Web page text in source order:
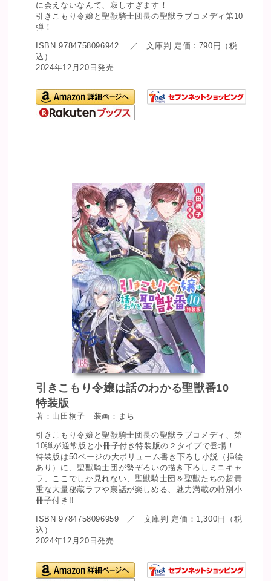
に会えないなんて、寂しすぎます！
引きこもり令嬢と聖獣騎士団長の聖獣ラブコメディ第10
弾！
ISBN 9784758096942 ／ 文庫判 定価：790円（税
込）
2024年12月20日発売
引きこもり令嬢は話のわかる聖獣番10
特装版
著：山田桐子 装画：まち
引きこもり令嬢と聖獣騎士団長の聖獣ラブコメディ、第
10弾が通常版と小冊子付き特装版の２タイプで登場！
特装版は50ページの大ボリューム書き下ろし小説（挿絵
あり）に、聖獣騎士団が勢ぞろいの描き下ろしミニキャ
ラ、ここでしか見れない、聖獣騎士団＆聖獣たちの超貴
重な大量秘蔵ラフや裏話が楽しめる、魅力満載の特別小
冊子付き!!
ISBN 9784758096959 ／ 文庫判 定価：1,300円（税
込）
2024年12月20日発売